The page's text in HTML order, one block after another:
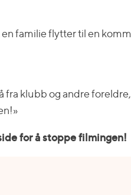
en familie flytter til en
fra klubb og andre
for å stoppe filmingen!